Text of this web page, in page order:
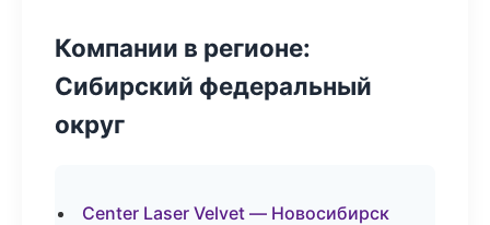
Компании в регионе:
Сибирский федеральный
округ
Center Laser Velvet — Новосибирск